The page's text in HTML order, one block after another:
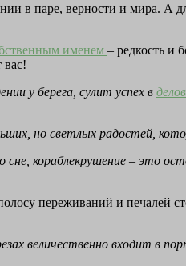
в паре, верности и мира.
именем – редкость и
вас!
у берега, сулит успех в
но светлых радостей,
сне, кораблекрушение – это
переживаний и печалей
величественно входит в